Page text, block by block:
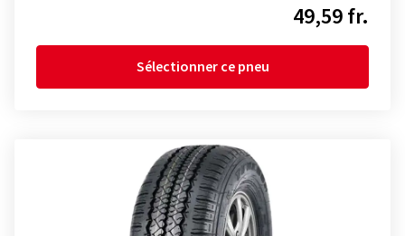
49,59 fr.
Sélectionner ce pneu